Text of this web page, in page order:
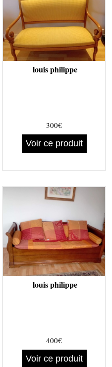
louis philippe
300€
Voir ce produit
louis philippe
400€
Voir ce produit